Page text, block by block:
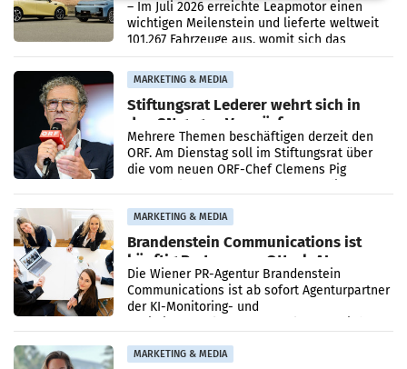
überschreitet die 100.000er-Marke
– Im Juli 2026 erreichte Leapmotor einen
wichtigen Meilenstein und lieferte weltweit
101.267 Fahrzeuge aus, womit sich das
Ergebnis gegenüber Juli 2025 mehr als
verdoppelte (+102
MARKETING & MEDIA
Stiftungsrat Lederer wehrt sich in
den SN gegen Vorwürfe
Mehrere Themen beschäftigen derzeit den
ORF. Am Dienstag soll im Stiftungsrat über
die vom neuen ORF-Chef Clemens Pig
MARKETING & MEDIA
Brandenstein Communications ist
künftig Partner von OtterlyAI
Die Wiener PR-Agentur Brandenstein
Communications ist ab sofort Agenturpartner
der KI-Monitoring- und
MARKETING & MEDIA